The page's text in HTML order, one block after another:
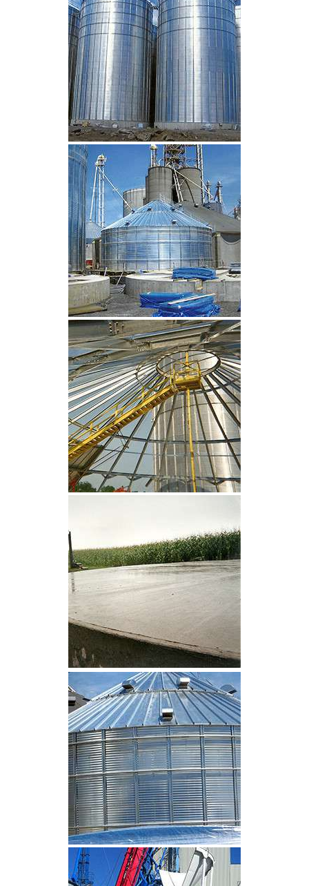
CLIQUEZ POUR AGRANDIR
CLIQUEZ POUR AGRANDIR
CLIQUEZ POUR AGRANDIR
CLIQUEZ POUR AGRANDIR
CLIQUEZ POUR AGRANDIR